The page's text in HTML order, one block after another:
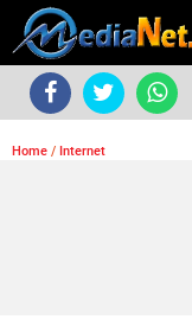
Home / Internet